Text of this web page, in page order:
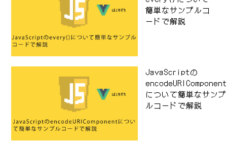
簡単なサンプルコ
ードで解説
JavaScriptの
encodeURIComponent
について簡単なサンプ
ルコードで解説